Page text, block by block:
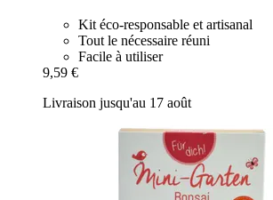
Kit éco-responsable et artisanal
Tout le nécessaire réuni
Facile à utiliser
9,59 €
Livraison jusqu'au 17 août